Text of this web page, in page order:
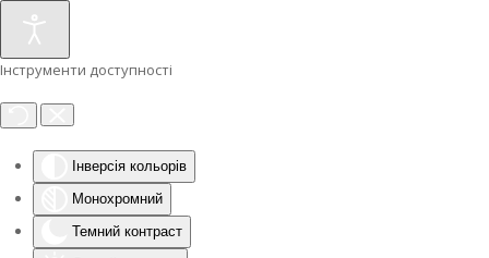
Інструменти доступності
Інверсія кольорів
Монохромний
Темний контраст